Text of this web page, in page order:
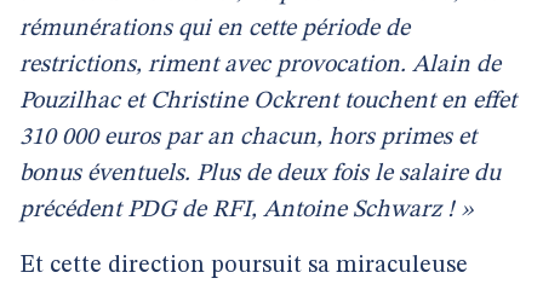
rémunérations qui en cette période de
restrictions, riment avec provocation. Alain de
Pouzilhac et Christine Ockrent touchent en effet
310 000 euros par an chacun, hors primes et
bonus éventuels. Plus de deux fois le salaire du
précédent PDG de RFI, Antoine Schwarz ! »
Et cette direction poursuit sa miraculeuse